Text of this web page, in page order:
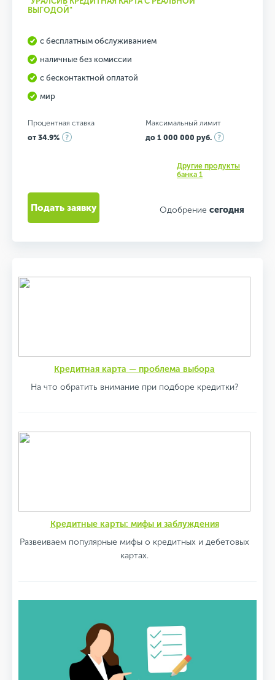
ВЫГОДОЙ"
с бесплатным обслуживанием
наличные без комиссии
с бесконтактной оплатой
мир
Процентная ставка
от 34.9%
Максимальный лимит
до 1 000 000 руб.
Другие продукты
банка 1
Одобрение сегодня
Подать заявку
Кредитная карта — проблема выбора
На что обратить внимание при подборе кредитки?
Кредитные карты: мифы и заблуждения
Развеиваем популярные мифы о кредитных и дебетовых
картах.